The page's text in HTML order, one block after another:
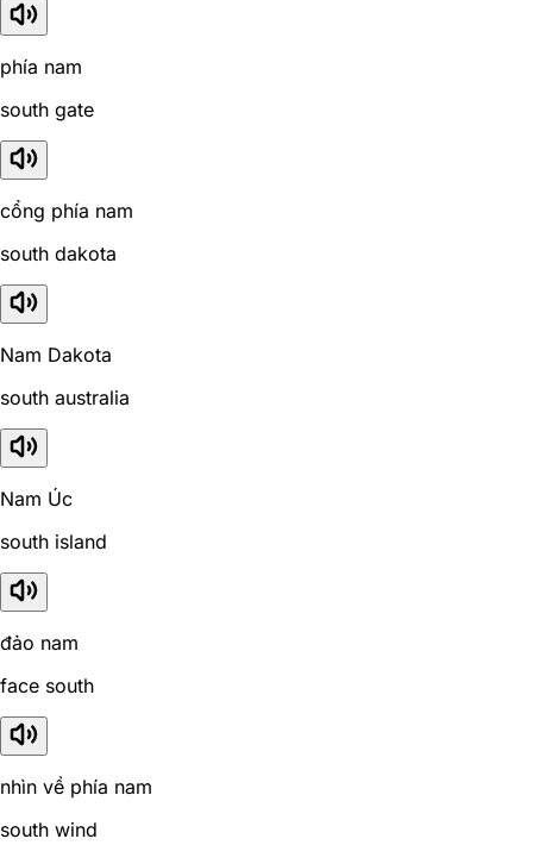
phía nam
south gate
cổng phía nam
south dakota
Nam Dakota
south australia
Nam Úc
south island
đảo nam
face south
nhìn về phía nam
south wind